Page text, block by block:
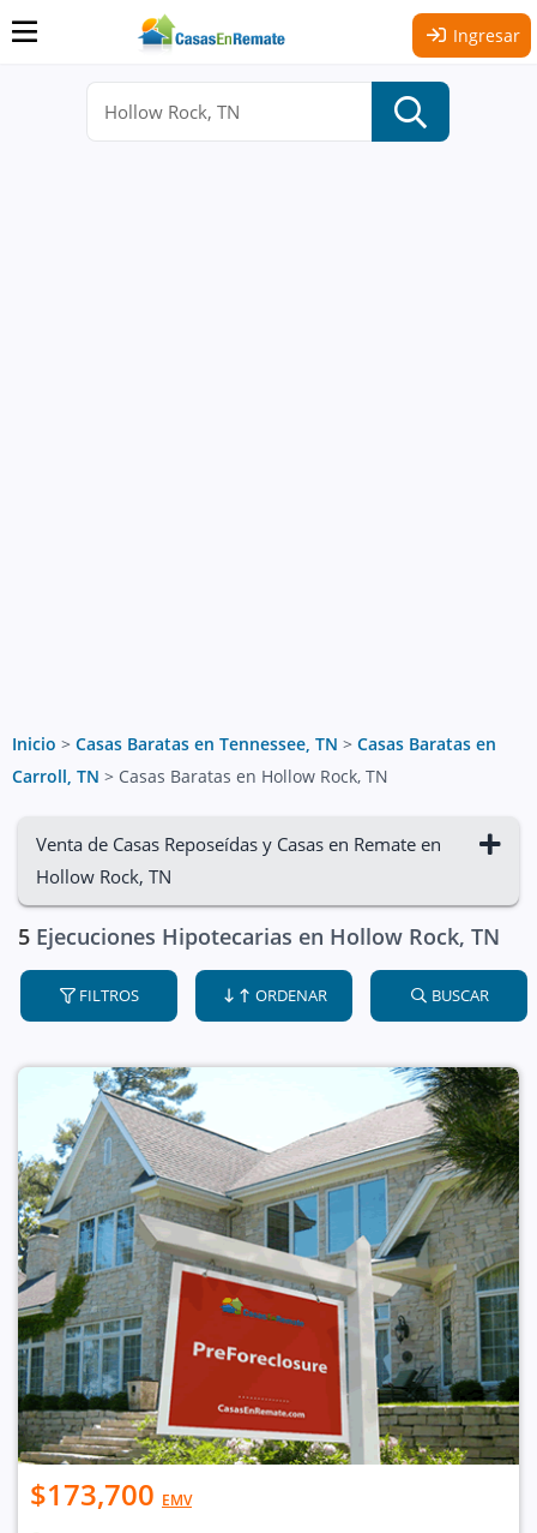
Ingresar
Inicio > Casas Baratas en Tennessee, TN > Casas Baratas en
Carroll, TN > Casas Baratas en Hollow Rock, TN
Venta de Casas Reposeídas y Casas en Remate en
Hollow Rock, TN
5 Ejecuciones Hipotecarias en Hollow Rock, TN
FILTROS ORDENAR BUSCAR
$173,700 EMV